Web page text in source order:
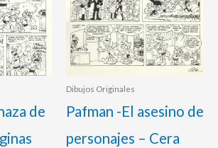
de
Dibujos Originales
Pafman -El asesino de
personajes – Cera